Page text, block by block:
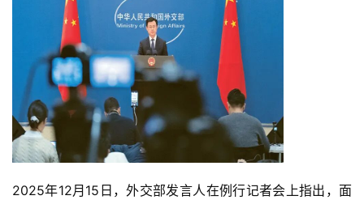
2025年12月15日，外交部发言人在例行记者会上指出，面